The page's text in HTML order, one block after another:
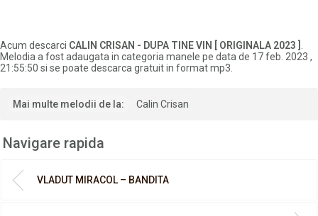
Acum descarci CALIN CRISAN - DUPA TINE VIN [ ORIGINALA 2023 ]
Melodia a fost adaugata in categoria manele pe data de 17 feb. 2023 ,
21:55:50 si se poate descarca gratuit in format mp3.
Mai multe melodii de la: Calin Crisan
Navigare rapida
VLADUT MIRACOL – BANDITA